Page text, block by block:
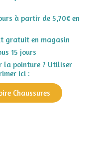
à partir de 5,70€ en
gratuit en magasin
15 jours
la pointure ? Utiliser
ici :
Chaussures